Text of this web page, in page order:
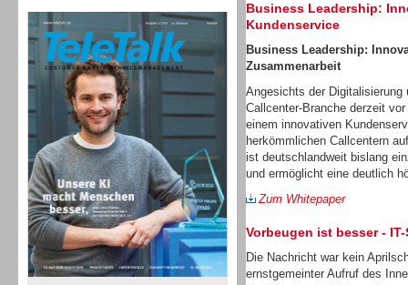
Inbound
Business Leadership:
Kundenservice
Business Leadership:
Zusammenarbeit
Angesichts der
Callcenter-Branche derzeit
einem innovativen
herkömmlichen Callcentern
ist deutschlandweit bislang
und ermöglicht eine deutlich
Zum Whitepaper
Vorbeugen ist besser -
Die Nachricht war kein
ernstgemeinter Aufruf des